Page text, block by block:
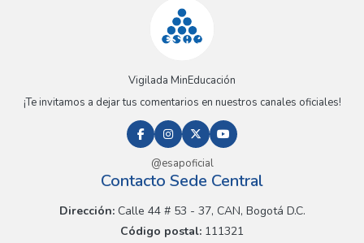
Vigilada MinEducación
¡Te invitamos a dejar tus comentarios en nuestros canales oficiales!
@esapoficial
Contacto Sede Central
Dirección:Calle 44 # 53 - 37, CAN, Bogotá D.C.
Código postal: 111321